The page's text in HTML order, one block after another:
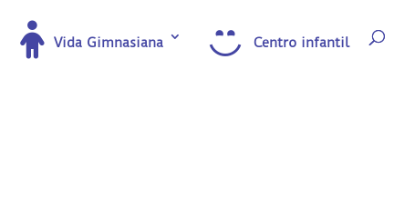
Vida Gimnasiana Centro infantil